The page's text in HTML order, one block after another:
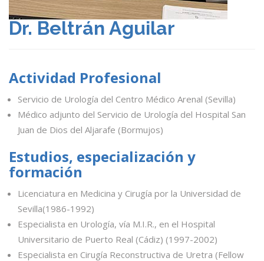
Dr. Beltrán Aguilar
Actividad Profesional
Servicio de Urología del Centro Médico Arenal (Sevilla)
Médico adjunto del Servicio de Urología del Hospital San
Juan de Dios del Aljarafe (Bormujos)
Estudios, especialización y
formación
Licenciatura en Medicina y Cirugía por la Universidad de
Sevilla(1986-1992)
Especialista en Urología, vía M.I.R., en el Hospital
Universitario de Puerto Real (Cádiz) (1997-2002)
Especialista en Cirugía Reconstructiva de Uretra (Fellow